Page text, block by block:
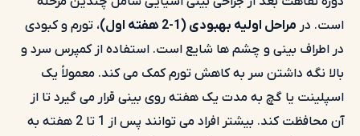
است. در مراحل اولیه بهبودی (1-2 هفته اول)
، تورم و کبودی
در اطراف بینی و چشم ها شایع است. استفاده از کمپرس سرد و
بالا نگه داشتن سر به کاهش تورم کمک می کند. معمولاً یک
اسپلینت یا گچ به مدت یک هفته روی بینی قرار می گیرد تا از
آن محافظت کند. بیشتر افراد می توانند پس از 1 تا 2 هفته به